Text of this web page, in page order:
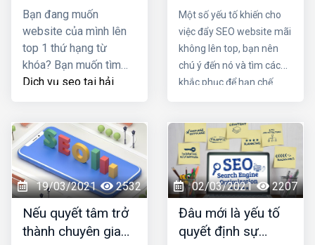
kiệm chi phí quảng
cáo
Bạn đang muốn
website của mình lên
top 1 thứ hạng từ
khóa? Bạn muốn tìm
Dịch vụ seo tại hải
tăng doanh thu sản
phẩm và tiết kiệm chi
phí quảng cáo? Đọc
ngay bài viết dưới đây
có biết lý do là gì
không?
Một số yếu tố khiến cho
việc đẩy SEO website mãi
không lên top, bạn nên
chú ý đến nó và tìm cách
khắc phục để hạn chế
bài viết này Đơn vị seo ở
hải phòng sẽ mách bạn lý
do tại sao seo mãi không
lên top nhé!
19/03/2021 2532
Nếu quyết tâm trở
thành chuyên gia
02/03/2021 2207
Đâu mới là yếu tố
quyết định sự